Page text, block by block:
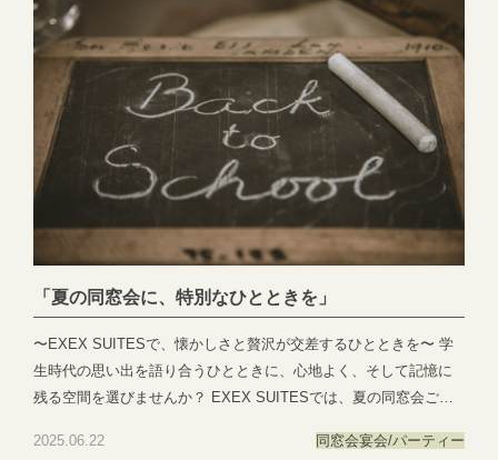
コースやビュッフェスタイルからお選びいただけ、会話が弾む演
出も承ります。 さらに、駅近でありながら静かな立地と、充実し
た提携駐車場により、どなた様にも安心してご来場いただけま
す。 これから共に働く仲間同士が、自然と打ち解ける時間。 企業
様の大切な“人づくり”を、私たちが心を込めてお手伝いいたしま
す。 お気軽にご相談くださいませ。 📞 ご予約・お問い合わせは
こちら：058-214-2066 お問い合わせ：https://exexparty.jp/contact/
「夏の同窓会に、特別なひとときを」
〜EXEX SUITESで、懐かしさと贅沢が交差するひとときを〜 学
生時代の思い出を語り合うひとときに、心地よく、そして記憶に
残る空間を選びませんか？ EXEX SUITESでは、夏の同窓会ご利
再会の場を一層特別なものに演出します。 【駅近の好立地】でア
2025.06.22 同窓会宴会/パーティー